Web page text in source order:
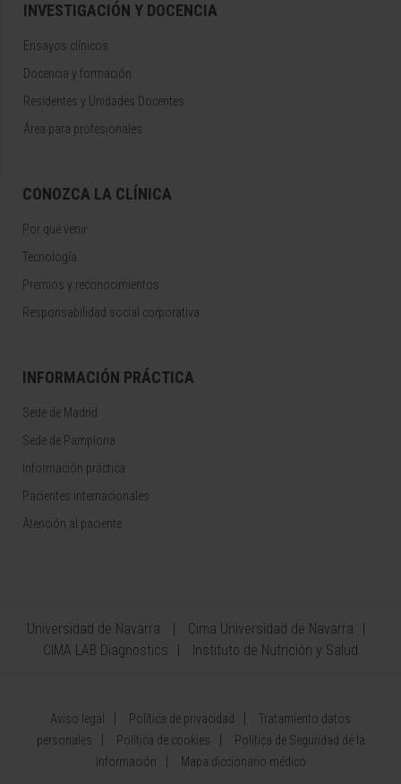
INVESTIGACIÓN Y DOCENCIA
Ensayos clínicos
Docencia y formación
Residentes y Unidades Docentes
Área para profesionales
CONOZCA LA CLÍNICA
Por qué venir
Tecnología
Premios y reconocimientos
Responsabilidad social corporativa
INFORMACIÓN PRÁCTICA
Sede de Madrid
Sede de Pamplona
Información práctica
Pacientes internacionales
Atención al paciente
Universidad de Navarra
Cima Universidad de Navarra
CIMA LAB Diagnostics
Instituto de Nutrición y Salud
Aviso legal Política de privacidad
Tratamiento datos
personales
Política de cookies
Política de Seguridad de la
Información
Mapa diccionario médico